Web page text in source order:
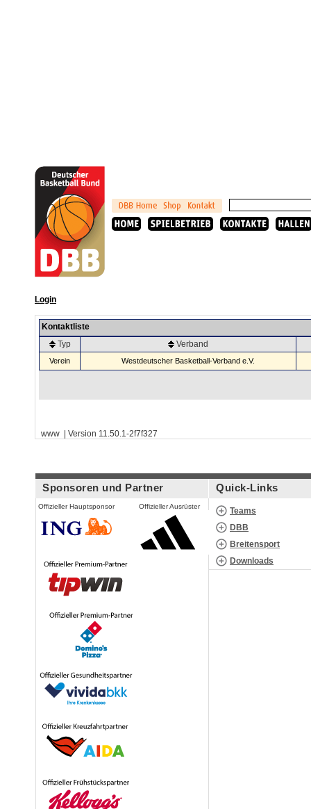
Login
Kontaktliste
Typ
Verband
Verein Westdeutscher Basketball-Verband e.V.
www | Version 11.50.1-2f7f327
Sponsoren und Partner
Offizieller Hauptsponsor Offizieller Ausrüster
Quick-Links
Teams
DBB
Breitensport
Downloads